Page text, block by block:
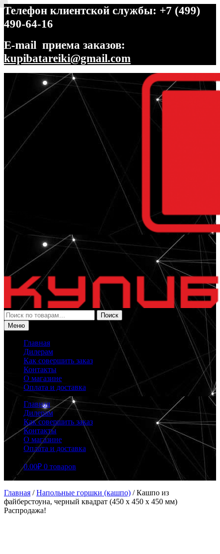
Телефон клиентской службы: +7 (499)
490-64-16
E-mail приема заказов:
kupibatareiki@gmail.com
Перейти
навигации
Перейти
содержимому
Искать:
Поиск
Меню
Главная
Дилерам
Как совершить заказ
Контакты
О магазине
Оплата и доставка
Главная
Дилерам
Как совершить заказ
Контакты
О магазине
Оплата и доставка
0.00₽ 0 товаров
Главная /Напольные горшки (кашпо) /Кашпо из
файберстоуна, черный квадрат (450 x 450 x 450 мм)
Распродажа!